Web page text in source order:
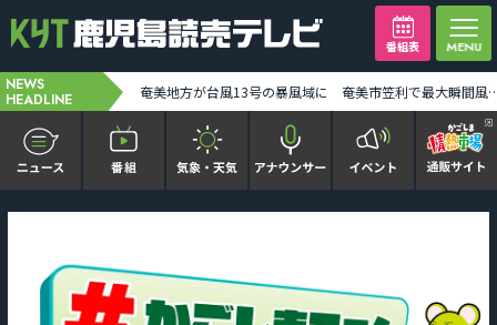
番組表
NEWS
HEADLINE 台風13号奄美地方の一部が暴風域に 7日朝から昼前にかけ奄美地方に最接近か 線状降水帯発生の恐れも [2026-08-07 00:00:00] 奄美地方が台風13号の暴風域に 奄美市笠利で最大瞬間風速
かごピタ FAMILIAR
KYT news every かごしま